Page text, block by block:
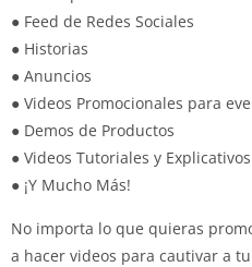
● Feed de Redes Sociales
● Historias
● Anuncios
● Videos Promocionales para
● Demos de Productos
● Videos Tutoriales y Explicativos
● ¡Y Mucho Más!
No importa lo que quieras
a hacer videos para cautivar a